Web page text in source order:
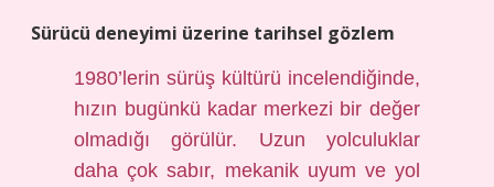
Sürücü deneyimi üzerine tarihsel gözlem
1980’lerin sürüş kültürü incelendiğinde,
hızın bugünkü kadar merkezi bir değer
olmadığı görülür. Uzun yolculuklar
daha çok sabır, mekanik uyum ve yol